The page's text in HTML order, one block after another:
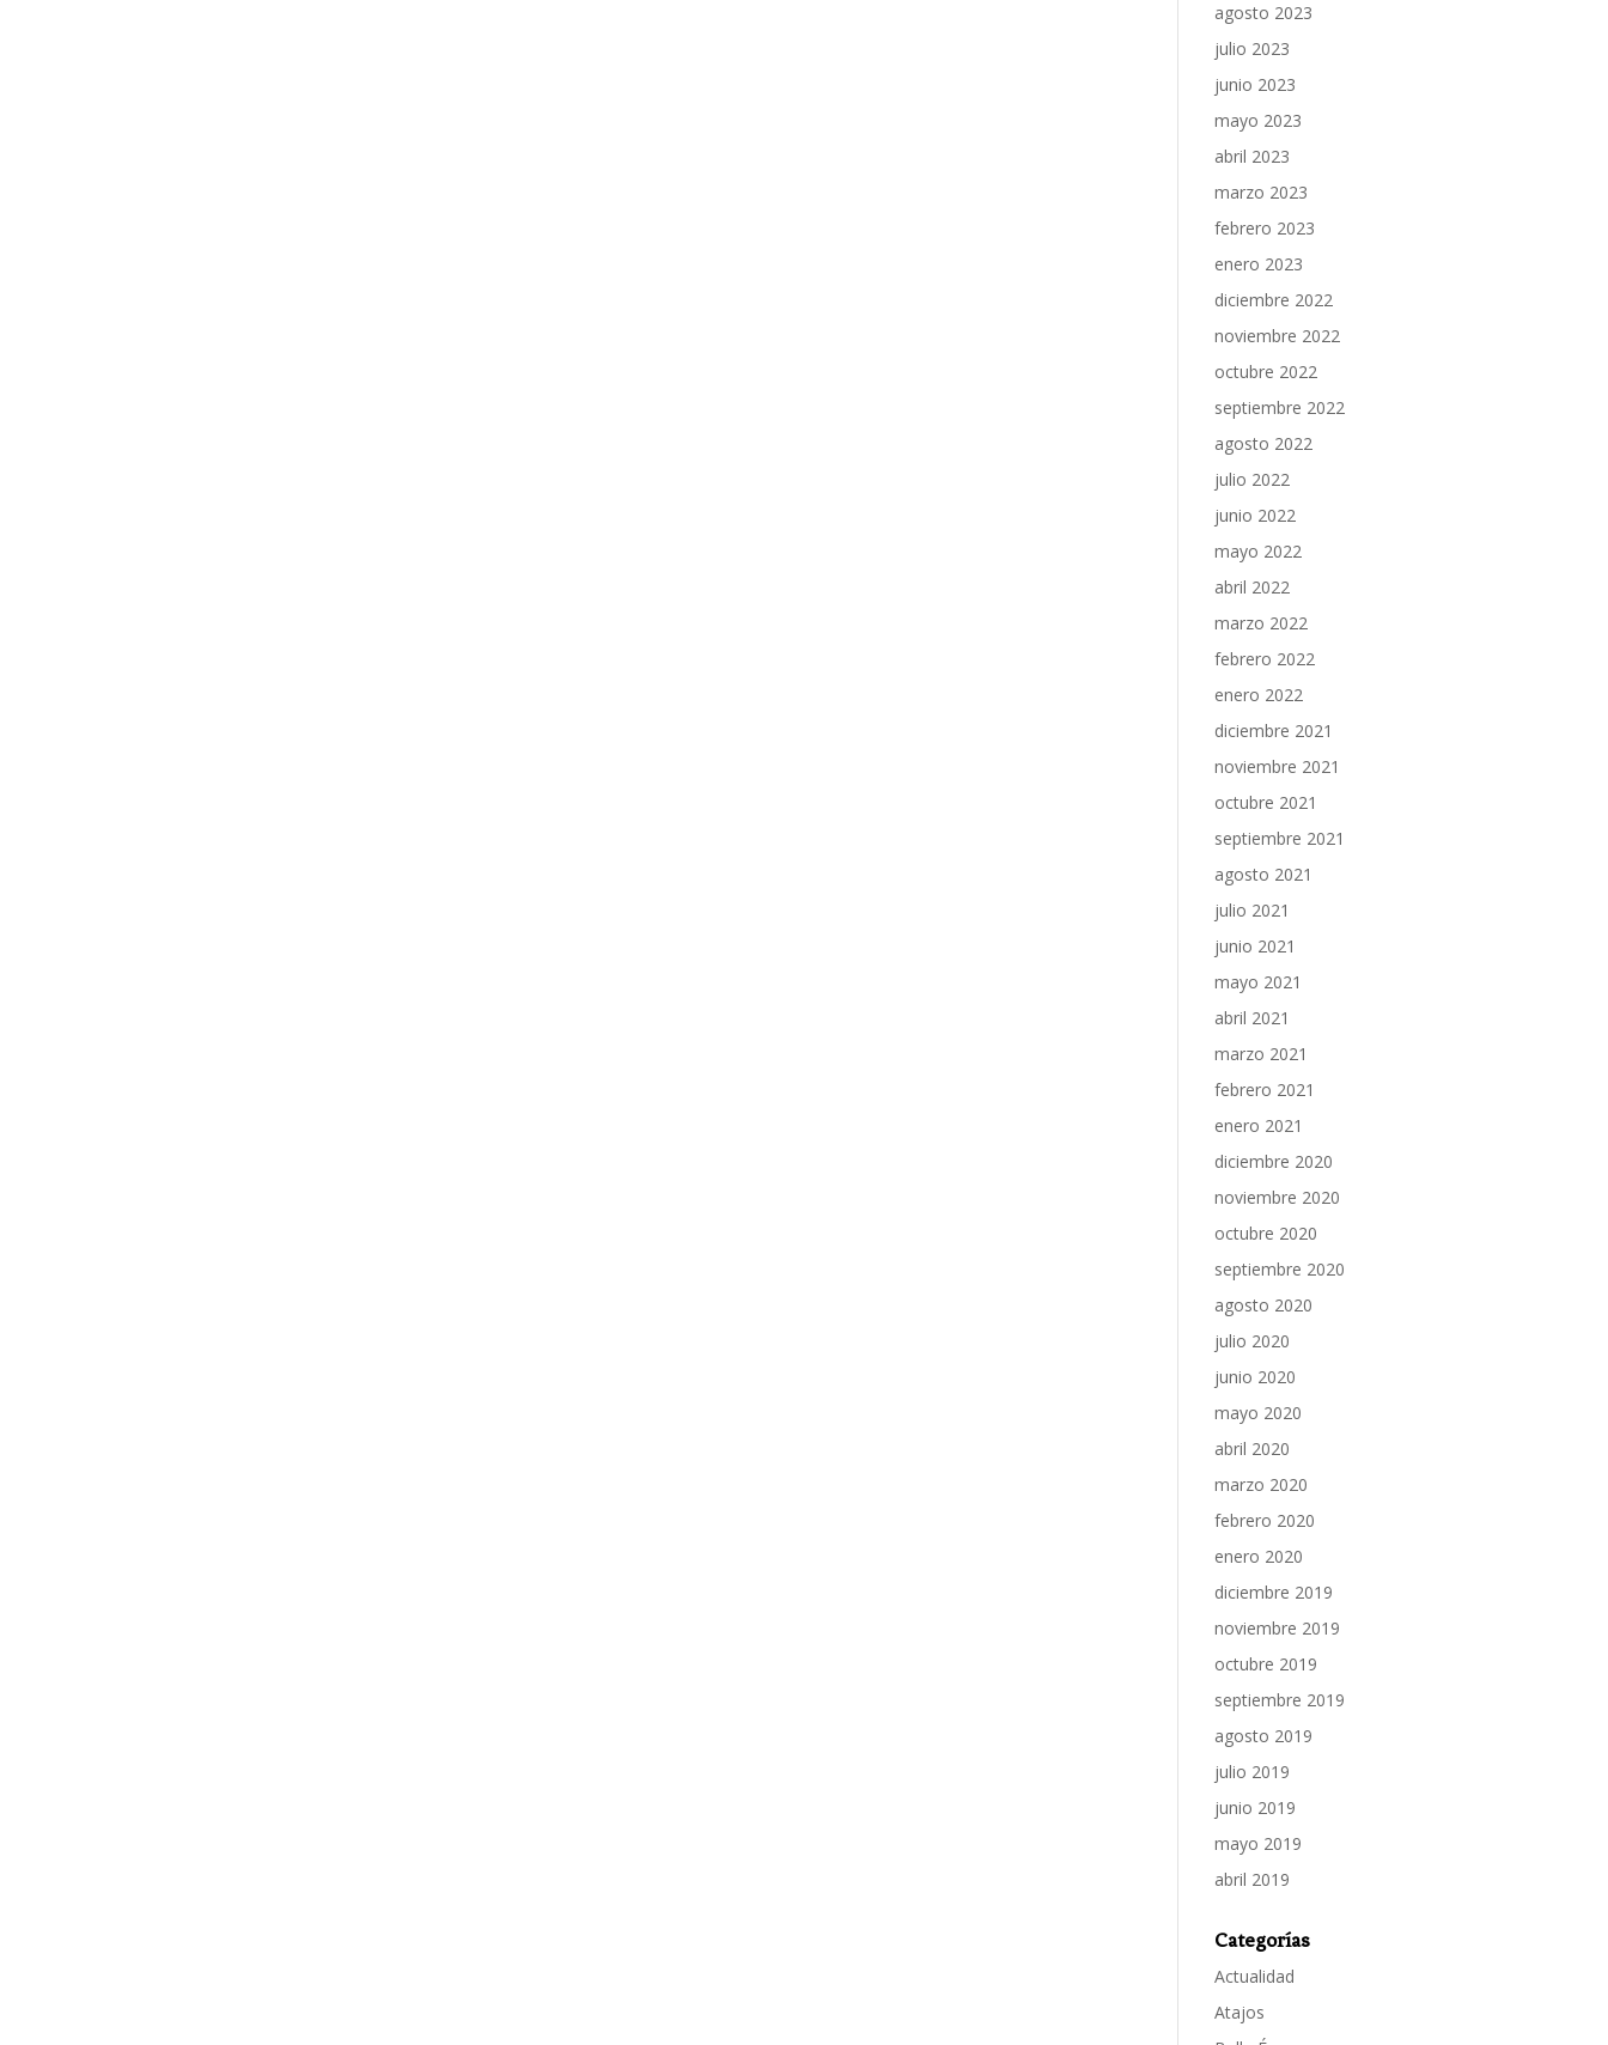
agosto 2023
julio 2023
junio 2023
mayo 2023
abril 2023
marzo 2023
febrero 2023
enero 2023
diciembre 2022
noviembre 2022
octubre 2022
septiembre 2022
agosto 2022
julio 2022
junio 2022
mayo 2022
abril 2022
marzo 2022
febrero 2022
enero 2022
diciembre 2021
noviembre 2021
octubre 2021
septiembre 2021
agosto 2021
julio 2021
junio 2021
mayo 2021
abril 2021
marzo 2021
febrero 2021
enero 2021
diciembre 2020
noviembre 2020
octubre 2020
septiembre 2020
agosto 2020
julio 2020
junio 2020
mayo 2020
abril 2020
marzo 2020
febrero 2020
enero 2020
diciembre 2019
noviembre 2019
octubre 2019
septiembre 2019
agosto 2019
julio 2019
junio 2019
mayo 2019
abril 2019
Categorías
Actualidad
Atajos